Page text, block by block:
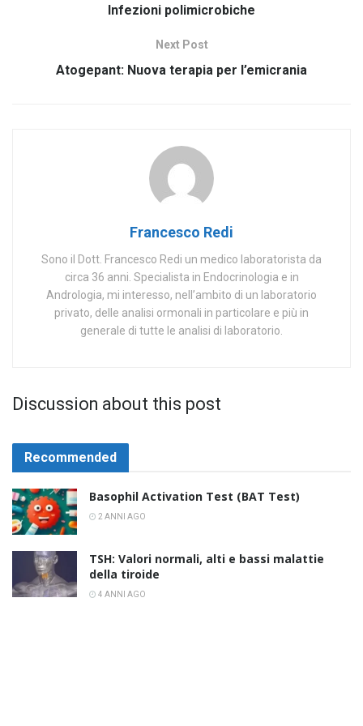
Infezioni polimicrobiche
Next Post
Atogepant: Nuova terapia per l’emicrania
Francesco Redi
Sono il Dott. Francesco Redi un medico laboratorista da
circa 36 anni. Specialista in Endocrinologia e in
Andrologia, mi interesso, nell’ambito di un laboratorio
privato, delle analisi ormonali in particolare e più in
generale di tutte le analisi di laboratorio.
Discussion about this post
Recommended
Basophil Activation Test (BAT Test)
2 ANNI AGO
TSH: Valori normali, alti e bassi malattie
della tiroide
4 ANNI AGO